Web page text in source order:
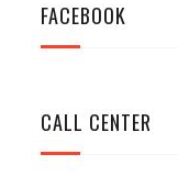
FACEBOOK
CALL CENTER